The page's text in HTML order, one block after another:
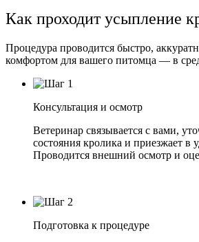
Как проходит усыпление
Процедура проводится быстро,
комфортом для вашего питомца — в
Консультация и осмотр
Ветеринар связывается с вами,
состояния кролика и приезжает в
Проводится внешний осмотр и
Подготовка к процедуре